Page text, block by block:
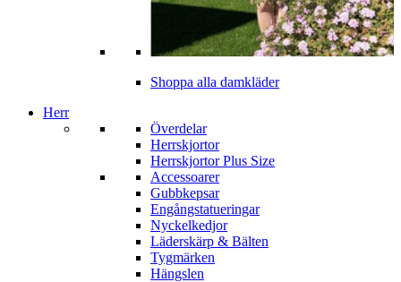
Shoppa alla damkläder
Herr
Överdelar
Herrskjortor
Herrskjortor Plus Size
Accessoarer
Gubbkepsar
Engångstatueringar
Nyckelkedjor
Läderskärp & Bälten
Tygmärken
Hängslen